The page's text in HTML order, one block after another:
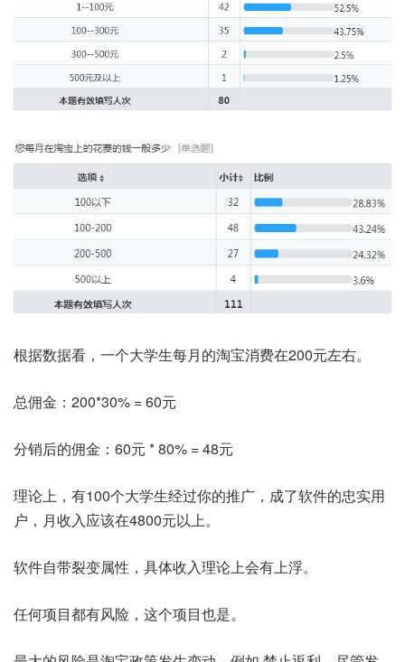
根据数据看，一个大学生每月的淘宝消费在200元左右。
总佣金：200*30% = 60元
分销后的佣金：60元 * 80% = 48元
理论上，有100个大学生经过你的推广，成了软件的忠实用
户，月收入应该在4800元以上。
软件自带裂变属性，具体收入理论上会有上浮。
任何项目都有风险，这个项目也是。